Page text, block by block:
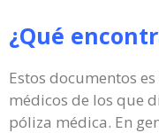
¿Qué
Estos documentos
médicos de los que
póliza médica. En